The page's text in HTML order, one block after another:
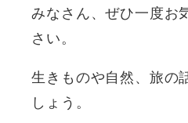
みなさん、ぜひ一度お
さい。
生きものや自然、旅の
しょう。